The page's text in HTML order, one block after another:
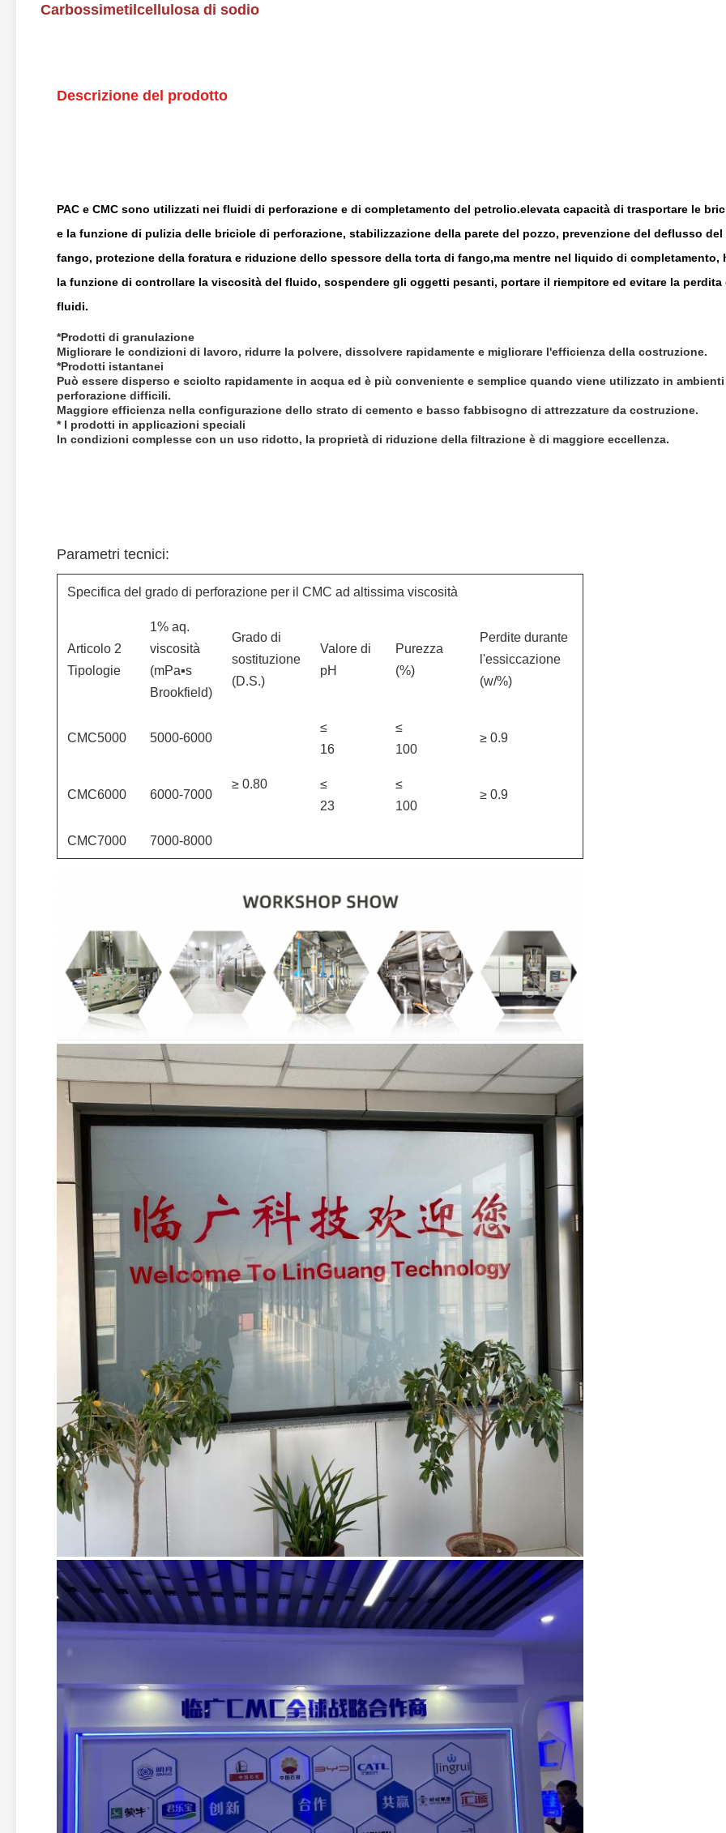
Carbossimetilcellulosa di sodio
Descrizione del prodotto
PAC e CMC sono utilizzati nei fluidi di perforazione e di completamento del petrolio.elevata capacità di trasportare le
e la funzione di pulizia delle briciole di perforazione, stabilizzazione della parete del pozzo, prevenzione del deflusso del
fango, protezione della foratura e riduzione dello spessore della torta di fango,ma mentre nel liquido di completamento,
la funzione di controllare la viscosità del fluido, sospendere gli oggetti pesanti, portare il riempitore ed evitare la perdita
fluidi.
*Prodotti di granulazione
Migliorare le condizioni di lavoro, ridurre la polvere, dissolvere rapidamente e migliorare l'efficienza della costruzione.
*Prodotti istantanei
Può essere disperso e sciolto rapidamente in acqua ed è più conveniente e semplice quando viene utilizzato in
perforazione difficili.
Maggiore efficienza nella configurazione dello strato di cemento e basso fabbisogno di attrezzature da costruzione.
* I prodotti in applicazioni speciali
In condizioni complesse con un uso ridotto, la proprietà di riduzione della filtrazione è di maggiore eccellenza.
Parametri tecnici:
Specifica del grado di perforazione per il CMC ad altissima viscosità
Articolo 2
Tipologie
1% aq.
viscosità
(mPa▪s
Brookfield)
Grado di
sostituzione
(D.S.)
Valore di
pH
Purezza
(%)
Perdite durante
l'essiccazione
(w/%)
CMC5000 5000-6000
≥ 0.80
≤
16
≤
100
≥ 0.9
CMC6000 6000-7000
≤
23
≤
100
≥ 0.9
CMC7000 7000-8000